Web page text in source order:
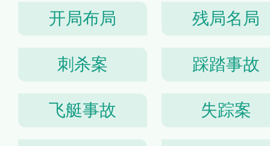
开局布局 残局名局
刺杀案 踩踏事故
飞艇事故 失踪案